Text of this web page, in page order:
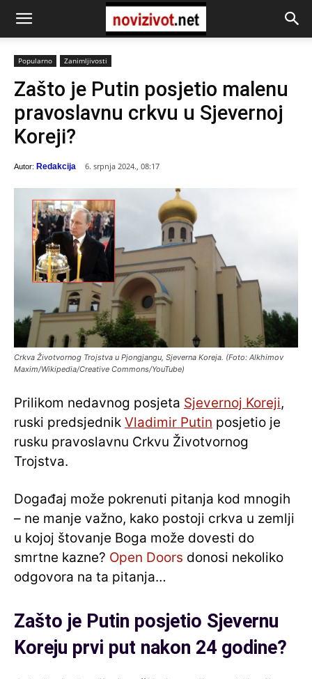
Popularno Zanimljivosti
Zašto je Putin posjetio malenu
pravoslavnu crkvu u Sjevernoj
Koreji?
Autor: Redakcija 6. srpnja 2024., 08:17
Crkva Životvornog Trojstva u Pjongjangu, Sjeverna Koreja. (Foto: Alkhimov
Maxim/Wikipedia/Creative Commons/YouTube)
Prilikom nedavnog posjeta Sjevernoj Koreji,
ruski predsjednik Vladimir Putin posjetio je
rusku pravoslavnu Crkvu Životvornog
Trojstva.
Događaj može pokrenuti pitanja kod mnogih
– ne manje važno, kako postoji crkva u zemlji
u kojoj štovanje Boga može dovesti do
smrtne kazne? Open Doors donosi nekoliko
odgovora na ta pitanja…
Zašto je Putin posjetio Sjevernu
Koreju prvi put nakon 24 godine?